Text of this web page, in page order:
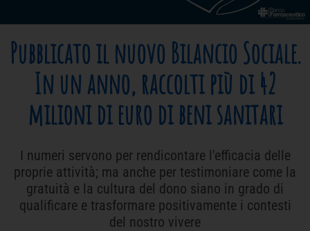
Pubblicato il nuovo Bilancio Sociale.
In un anno, raccolti più di 42
milioni di euro di beni sanitari
I numeri servono per rendicontare l'efficacia delle
proprie attività; ma anche per testimoniare come la
gratuità e la cultura del dono siano in grado di
qualificare e trasformare positivamente i contesti
del nostro vivere